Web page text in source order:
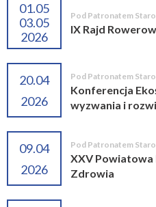
01.05
03.05
2026
Pod Patronatem
IX Rajd
20.04
2026
Pod Patronatem
Konferencja
wyzwania i
09.04
2026
Pod Patronatem
XXV
Zdrowia